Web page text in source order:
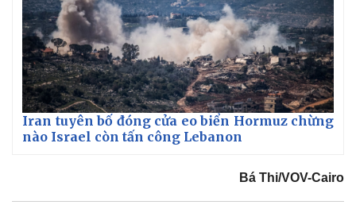
Iran tuyên bố đóng cửa eo biển Hormuz chừng
nào Israel còn tấn công Lebanon
Bá Thi/VOV-Cairo